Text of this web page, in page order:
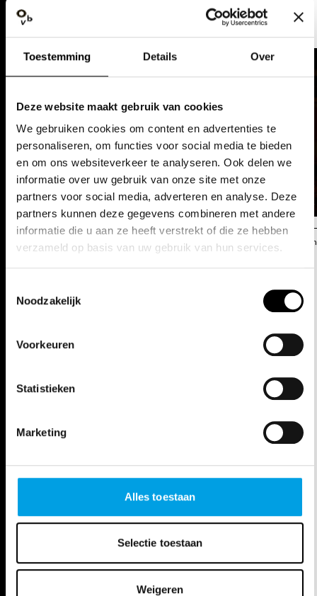
Toestemming Details Over
Deze website maakt gebruik van cookies
We gebruiken cookies om content en advertenties te
personaliseren, om functies voor social media te bieden
en om ons websiteverkeer te analyseren. Ook delen we
informatie over uw gebruik van onze site met onze
partners voor social media, adverteren en analyse. Deze
partners kunnen deze gegevens combineren met andere
informatie die u aan ze heeft verstrekt of die ze hebben
verzameld op basis van uw gebruik van hun services.
Noodzakelijk
Voorkeuren
Statistieken
Marketing
Alles toestaan
Selectie toestaan
Weigeren
FOTO'S
Annemie Augustijns
20:00 - 22:45u
di 11 jun. 24
Opera Antwerpen
20:00 - 22:45u Opera Antwerpen